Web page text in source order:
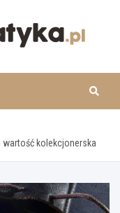
wartość kolekcjonerska